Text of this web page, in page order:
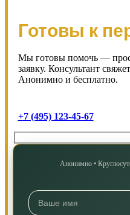
Готовы к
Мы готовы помочь —
заявку. Консультант
Анонимно и бесплатно.
+7 (495) 123-45-67
Анонимно •